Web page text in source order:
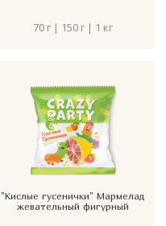
70 г | 150 г | 1 кг
"Кислые гусенички" Мармелад
жевательный фигурный